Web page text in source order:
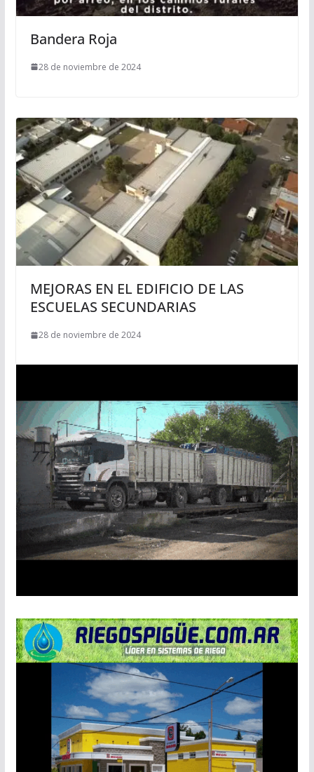
Bandera Roja
28 de noviembre de 2024
MEJORAS EN EL EDIFICIO DE LAS
ESCUELAS SECUNDARIAS
28 de noviembre de 2024